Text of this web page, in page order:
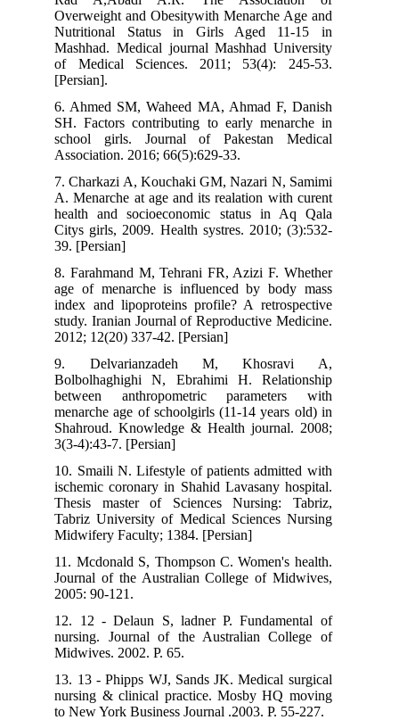
Overweight and Obesitywith Menarche Age and
Nutritional Status in Girls Aged 11-15 in
Mashhad. Medical journal Mashhad University
of Medical Sciences. 2011; 53(4): 245-53.
[Persian].
6. Ahmed SM, Waheed MA, Ahmad F, Danish
SH. Factors contributing to early menarche in
school girls. Journal of Pakestan Medical
Association. 2016; 66(5):629-33.
7. Charkazi A, Kouchaki GM, Nazari N, Samimi
A. Menarche at age and its realation with curent
health and socioeconomic status in Aq Qala
Citys girls, 2009. Health systres. 2010; (3):532-
39. [Persian]
8. Farahmand M, Tehrani FR, Azizi F. Whether
age of menarche is influenced by body mass
index and lipoproteins profile? A retrospective
study. Iranian Journal of Reproductive Medicine.
2012; 12(20) 337-42. [Persian]
9. Delvarianzadeh M, Khosravi A,
Bolbolhaghighi N, Ebrahimi H. Relationship
between anthropometric parameters with
menarche age of schoolgirls (11-14 years old) in
Shahroud. Knowledge & Health journal. 2008;
3(3-4):43-7. [Persian]
10. Smaili N. Lifestyle of patients admitted with
ischemic coronary in Shahid Lavasany hospital.
Thesis master of Sciences Nursing: Tabriz,
Tabriz University of Medical Sciences Nursing
Midwifery Faculty; 1384. [Persian]
11. Mcdonald S, Thompson C. Women's health.
Journal of the Australian College of Midwives,
2005: 90-121.
12. 12 - Delaun S, ladner P. Fundamental of
nursing. Journal of the Australian College of
Midwives. 2002. P. 65.
13. 13 - Phipps WJ, Sands JK. Medical surgical
nursing & clinical practice. Mosby HQ moving
to New York Business Journal .2003. P. 55-227.